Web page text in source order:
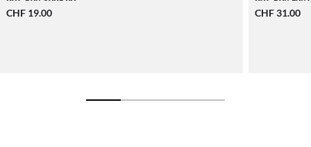
CHF 19.00 CHF 31.00